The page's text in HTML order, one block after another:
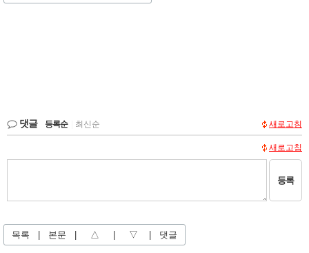
댓글 등록순 최신순 새로고침
새로고침
등록
목록 본문 △ ▽ 댓글